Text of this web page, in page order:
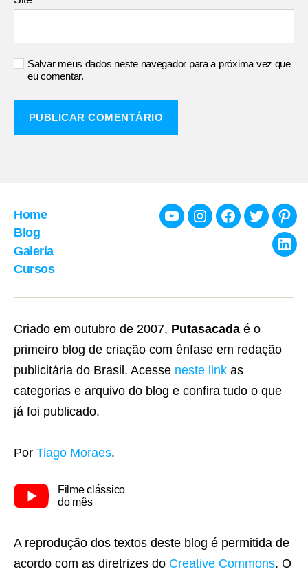
Salvar meus dados neste navegador para a próxima vez que
eu comentar.
Home
Blog
Galeria
Cursos
YoutubeInstagramFacebook
Twitter
Criado em outubro de 2007, Putasacada é o
primeiro blog de criação com ênfase em redação
publicitária do Brasil. Acesse neste link as
categorias e arquivo do blog e confira tudo o que
já foi publicado.
Por Tiago Moraes.
Filme clássico
do mês
A reprodução dos textos deste blog é permitida de
acordo com as diretrizes do Creative Commons. O